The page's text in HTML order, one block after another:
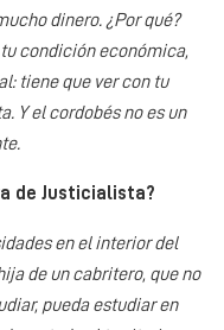
dinero. ¿Por qué?
condición económica,
tiene que ver con tu
Y el cordobés no es un
de Justicialista?
en el interior del
de un cabritero, que no
pueda estudiar en